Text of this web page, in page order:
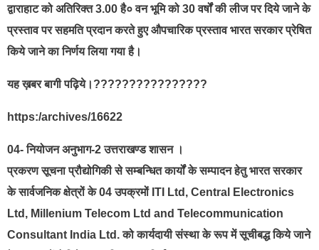
द्वाराहाट को अतिरिक्त 3.00 है० वन भूमि को 30 वर्षों की लीज पर दिये जाने के
प्रस्ताव पर सहमति प्रदान करते हुए औपचारिक प्रस्ताव भारत सरकार प्रेषित
किये जाने का निर्णय लिया गया है।
यह ख़बर बागी पढ़िये।????????????????
https:/archives/16622
04- नियोजन अनुभाग-2 उत्तराखण्ड शासन ।
प्रकरण सूचना प्रौद्योगिकी से सम्बन्धित कार्यों के सम्पादन हेतु भारत सरकार
के सार्वजनिक क्षेत्रों के 04 उपक्रमों ITI Ltd, Central Electronics
Ltd, Millenium Telecom Ltd and Telecommunication
Consultant India Ltd. को कार्यदायी संस्था के रूप में सूचीबद्ध किये जाने